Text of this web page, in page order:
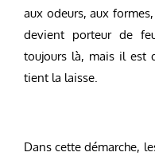
aux odeurs, aux
devient porteur de
toujours là, mais il est
tient la laisse.
Dans cette démarche,